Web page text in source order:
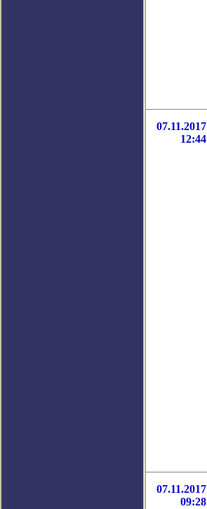
07.11.2017
12:44
07.11.2017
09:28